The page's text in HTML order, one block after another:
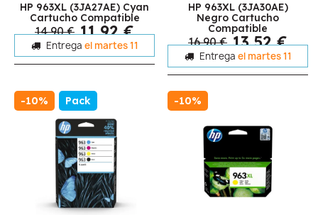
HP 963XL (3JA27AE) Cyan
Cartucho Compatible
14,90 € 11,92 €
Entrega el martes 11
HP 963XL (3JA30AE)
Negro Cartucho
Compatible
16,90 € 13,52 €
Entrega el martes 11
-10% Pack -10%